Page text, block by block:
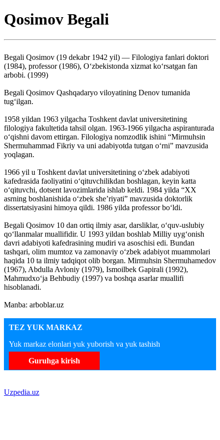
Qosimov Begali
Begali Qosimov (19 dekabr 1942 yil) — Filologiya fanlari doktori
(1984), professor (1986), O‘zbekistonda xizmat ko‘rsatgan fan
arbobi. (1999)
Begali Qosimov Qashqadaryo viloyatining Denov tumanida
tug‘ilgan.
1958 yildan 1963 yilgacha Toshkent davlat universitetining
filologiya fakultetida tahsil olgan. 1963-1966 yilgacha aspiranturada
o‘qishni davom ettirgan. Filologiya nomzodlik ishini “Mirmuhsin
Shermuhammad Fikriy va uni adabiyotda tutgan o‘rni” mavzusida
yoqlagan.
1966 yil u Toshkent davlat universitetining o‘zbek adabiyoti
kafedrasida faoliyatini o‘qituvchilikdan boshlagan, keyin katta
o‘qituvchi, dotsent lavozimlarida ishlab keldi. 1984 yilda “XX
asrning boshlanishida o‘zbek she’riyati” mavzusida doktorlik
dissertatsiyasini himoya qildi. 1986 yilda professor bo‘ldi.
Begali Qosimov 10 dan ortiq ilmiy asar, darsliklar, o‘quv-uslubiy
qo‘llanmalar muallifidir. U 1993 yildan boshlab Milliy uyg‘onish
davri adabiyoti kafedrasining mudiri va asoschisi edi. Bundan
tashqari, olim mumtoz va zamonaviy o‘zbek adabiyot muammolari
haqida 10 ta ilmiy tadqiqot olib borgan. Mirmuhsin Shermuhamedov
(1967), Abdulla Avloniy (1979), Ismoilbek Gapirali (1992),
Mahmudxo‘ja Behbudiy (1997) va boshqa asarlar muallifi
hisoblanadi.
Manba: arboblar.uz
TEZ YUK MARKAZ
Yuk markaz elonlari yuk yuborish va yuk tashish
Guruhga kirish
Uzpedia.uz